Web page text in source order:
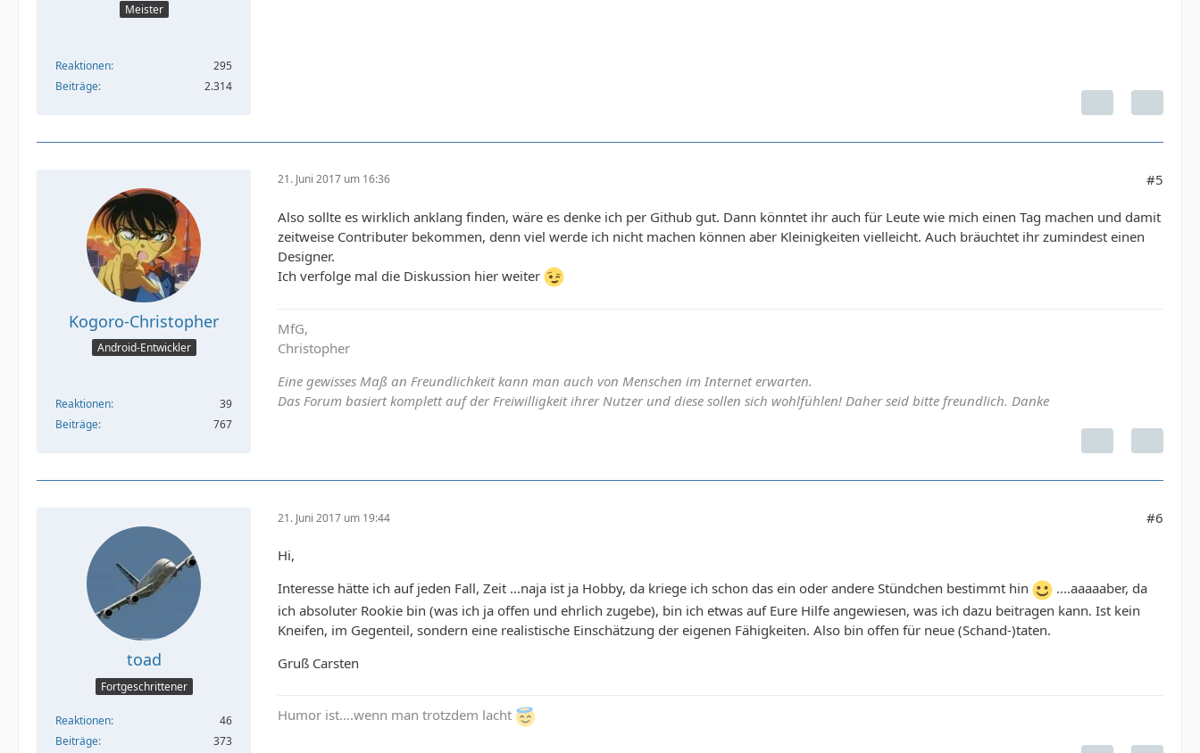
Meister
Reaktionen
295
Beiträge
2.314
Kogoro-Christopher
Android-Entwickler
Reaktionen
39
Beiträge
767
21. Juni 2017 um 16:36 #5
Also sollte es wirklich anklang finden, wäre es denke ich per Github gut. Dann könntet ihr auch für Leute wie mich einen Tag machen und damit
zeitweise Contributer bekommen, denn viel werde ich nicht machen können aber Kleinigkeiten vielleicht. Auch bräuchtet ihr zumindest einen
Designer.
Ich verfolge mal die Diskussion hier weiter
MfG,
Christopher
Eine gewisses Maß an Freundlichkeit kann man auch von Menschen im Internet erwarten.
Das Forum basiert komplett auf der Freiwilligkeit ihrer Nutzer und diese sollen sich wohlfühlen! Daher seid bitte freundlich. Danke
toad
Fortgeschrittener
Reaktionen
46
Beiträge
373
21. Juni 2017 um 19:44 #6
Hi,
Interesse hätte ich auf jeden Fall, Zeit ...naja ist ja Hobby, da kriege ich schon das ein oder andere Stündchen bestimmt hin
....aaaaaber, da
ich absoluter Rookie bin (was ich ja offen und ehrlich zugebe), bin ich etwas auf Eure Hilfe angewiesen, was ich dazu beitragen kann. Ist kein
Kneifen, im Gegenteil, sondern eine realistische Einschätzung der eigenen Fähigkeiten. Also bin offen für neue (Schand-)taten.
Gruß Carsten
Humor ist....wenn man trotzdem lacht